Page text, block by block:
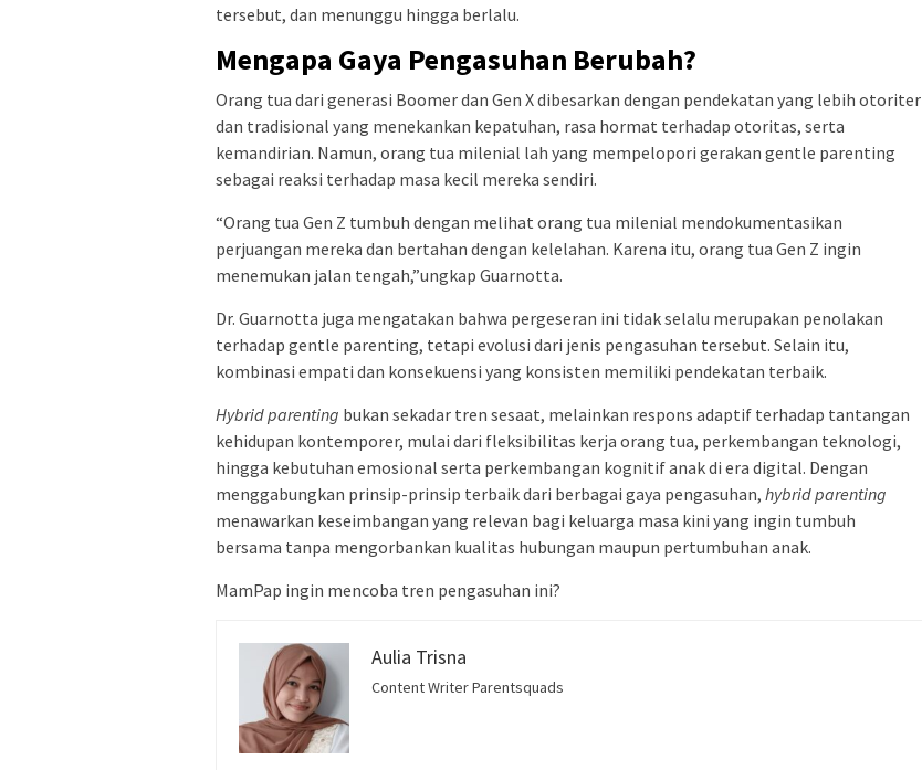
tersebut, dan menunggu hingga berlalu.
Mengapa Gaya Pengasuhan Berubah?
Orang tua dari generasi Boomer dan Gen X dibesarkan dengan pendekatan yang lebih otoriter
dan tradisional yang menekankan kepatuhan, rasa hormat terhadap otoritas, serta
kemandirian. Namun, orang tua milenial lah yang mempelopori gerakan gentle parenting
sebagai reaksi terhadap masa kecil mereka sendiri.
“Orang tua Gen Z tumbuh dengan melihat orang tua milenial mendokumentasikan
perjuangan mereka dan bertahan dengan kelelahan. Karena itu, orang tua Gen Z ingin
menemukan jalan tengah,”ungkap Guarnotta.
Dr. Guarnotta juga mengatakan bahwa pergeseran ini tidak selalu merupakan penolakan
terhadap gentle parenting, tetapi evolusi dari jenis pengasuhan tersebut. Selain itu,
kombinasi empati dan konsekuensi yang konsisten memiliki pendekatan terbaik.
Hybrid parenting bukan sekadar tren sesaat, melainkan respons adaptif terhadap tantangan
kehidupan kontemporer, mulai dari fleksibilitas kerja orang tua, perkembangan teknologi,
hingga kebutuhan emosional serta perkembangan kognitif anak di era digital. Dengan
menggabungkan prinsip-prinsip terbaik dari berbagai gaya pengasuhan, hybrid parenting
menawarkan keseimbangan yang relevan bagi keluarga masa kini yang ingin tumbuh
bersama tanpa mengorbankan kualitas hubungan maupun pertumbuhan anak.
MamPap ingin mencoba tren pengasuhan ini?
Aulia Trisna
Content Writer Parentsquads